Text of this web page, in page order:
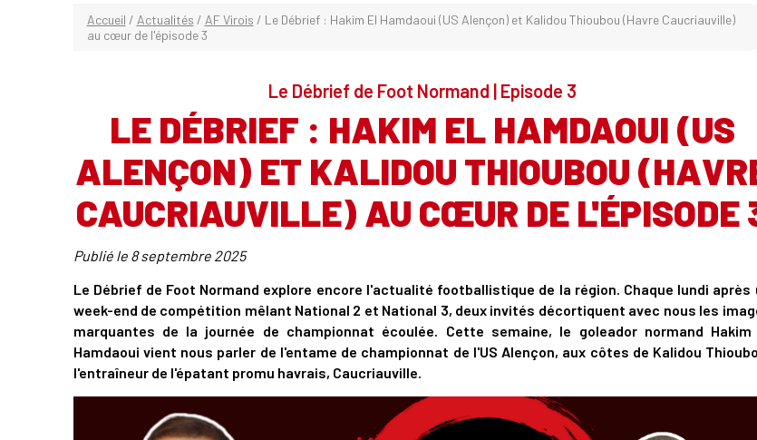
Accueil / Actualités / AF Virois / Le Débrief : Hakim El Hamdaoui (US Alençon) et Kalidou Thioubou (Havre Caucriauville)
au cœur de l'épisode 3
Le Débrief de Foot Normand | Episode 3
LE DÉBRIEF : HAKIM EL HAMDAOUI (US
ALENÇON) ET KALIDOU THIOUBOU
CAUCRIAUVILLE) AU CŒUR DE L'ÉPISODE
Publié le 8 septembre 2025
Le Débrief de Foot Normand explore encore l'actualité footballistique de la région. Chaque lundi après
week-end de compétition mêlant National 2 et National 3, deux invités décortiquent avec nous les
marquantes de la journée de championnat écoulée. Cette semaine, le goleador normand Hakim
Hamdaoui vient nous parler de l'entame de championnat de l'US Alençon, aux côtes de Kalidou
l'entraîneur de l'épatant promu havrais, Caucriauville.